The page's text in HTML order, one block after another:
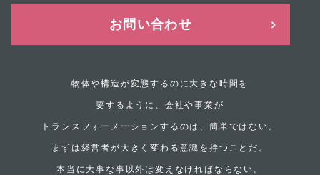
お問い合わせ
物体や構造が変態するのに大きな時間を
要するように、 会社や事業が
トランスフォーメーションするのは、簡単ではない。
まずは経営者が大きく変わる意識を持つことだ。
本当に大事な事以外は変えなければならない。